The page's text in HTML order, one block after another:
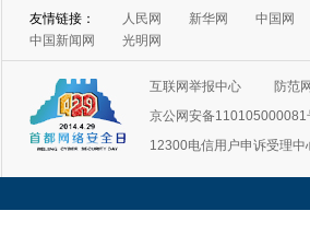
友情链接： 人民网 新华网
中国网
中国新闻网
光明网
互联网举报中心
防范
京公网安备110105000081
12300电信用户申诉受理中